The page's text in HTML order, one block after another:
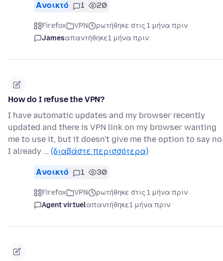
Ανοικτό 1 20
Firefox VPN
ρωτήθηκε στις 1 μήνα πριν
Jamesαπαντήθηκε1 μήνα πριν
How do I refuse the VPN?
I have automatic updates and my browser recently
updated and there is VPN link on my browser wanting
me to use it, but it doesn't give me the option to say
I already … (διαβάστε περισσότερα)
Ανοικτό 1 30
Firefox VPN
ρωτήθηκε στις 1 μήνα πριν
Agent virtuelαπαντήθηκε1 μήνα πριν